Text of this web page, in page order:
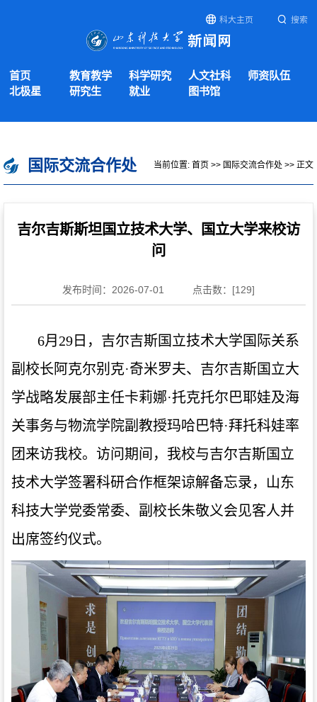
科大主页 搜索
首页 教育教学 科学研究 人文社科
师资队伍
北极星
研究生 就业 图书馆
国际交流合作处 当前位置: 首页 >> 国际交流合作处 >> 正文
吉尔吉斯斯坦国立技术大学、国立大学来校访
问
发布时间：2026-07-01 点击数：[129]
6月29日，吉尔吉斯国立技术大学国际关系
副校长阿克尔别克·奇米罗夫、吉尔吉斯国立大
学战略发展部主任卡莉娜·托克托尔巴耶娃及海
关事务与物流学院副教授玛哈巴特·拜托科娃率
团来访我校。访问期间，我校与吉尔吉斯国立
技术大学签署科研合作框架谅解备忘录，山东
科技大学党委常委、副校长朱敬义会见客人并
出席签约仪式。